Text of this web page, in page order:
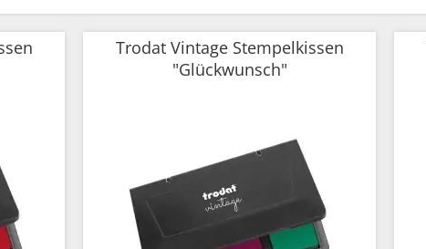
Trodat Vintage Stempelkissen
"Glückwunsch"